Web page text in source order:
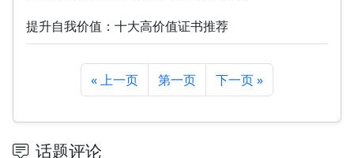
提升自我价值：十大高价值证书推荐
« 上一页 第一页 下一页 »
话题评论